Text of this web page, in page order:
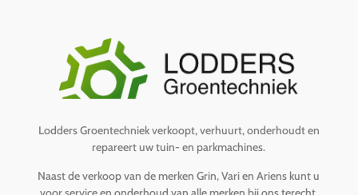
Lodders Groentechniek verkoopt, verhuurt, onderhoudt en
repareert uw tuin- en parkmachines.
Naast de verkoop van de merken Grin, Vari en Ariens kunt u